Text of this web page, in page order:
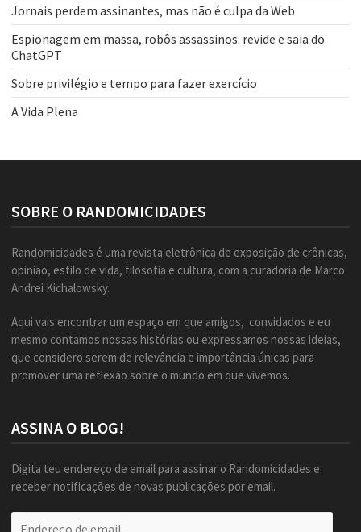
Jornais perdem assinantes, mas não é culpa da Web
Espionagem em massa, robôs assassinos: revide e saia do
ChatGPT
Sobre privilégio e tempo para fazer exercício
A Vida Plena
SOBRE O RANDOMICIDADES
Randomicidades é uma revista eletrônica de exposição de crônicas,
opinião, estilo de vida, filosofia e cultura, com a curadoria de Marco
Andrei Kichalowsky.
Aqui vais encontrar um espaço em que amigos, convidados e eu
mesmo contamos nossas histórias ou expressamos nossas ideias,
que considero serem de relevância e importância únicas para
promover uma reflexão sobre o mundo em que vivemos.
ASSINA O BLOG!
Digita teu endereço de email para assinar o Randomicidades e
receber notificações de novas publicações por email.